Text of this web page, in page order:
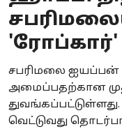
Business
Crime
Tamilnadu
National
'ரோப்கார்'
சபரிமலை ஐயப்பன்
அமைப்பதற்கான
வெட்டுவது